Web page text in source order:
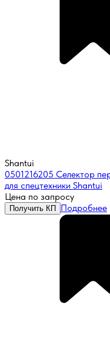
Shantui
0501216205 Селектор
для спецтехники Shantui
Цена по запросу
Получить КП Подробнее